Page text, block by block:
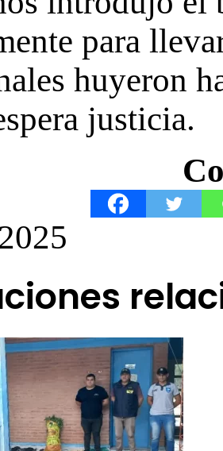
para
huyeron
justicia.